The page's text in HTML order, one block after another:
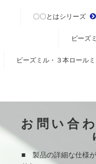
〇〇とはシリーズ
ビーズ
ビーズミル・３本ロール
お問い合
■ 製品の詳細な仕様